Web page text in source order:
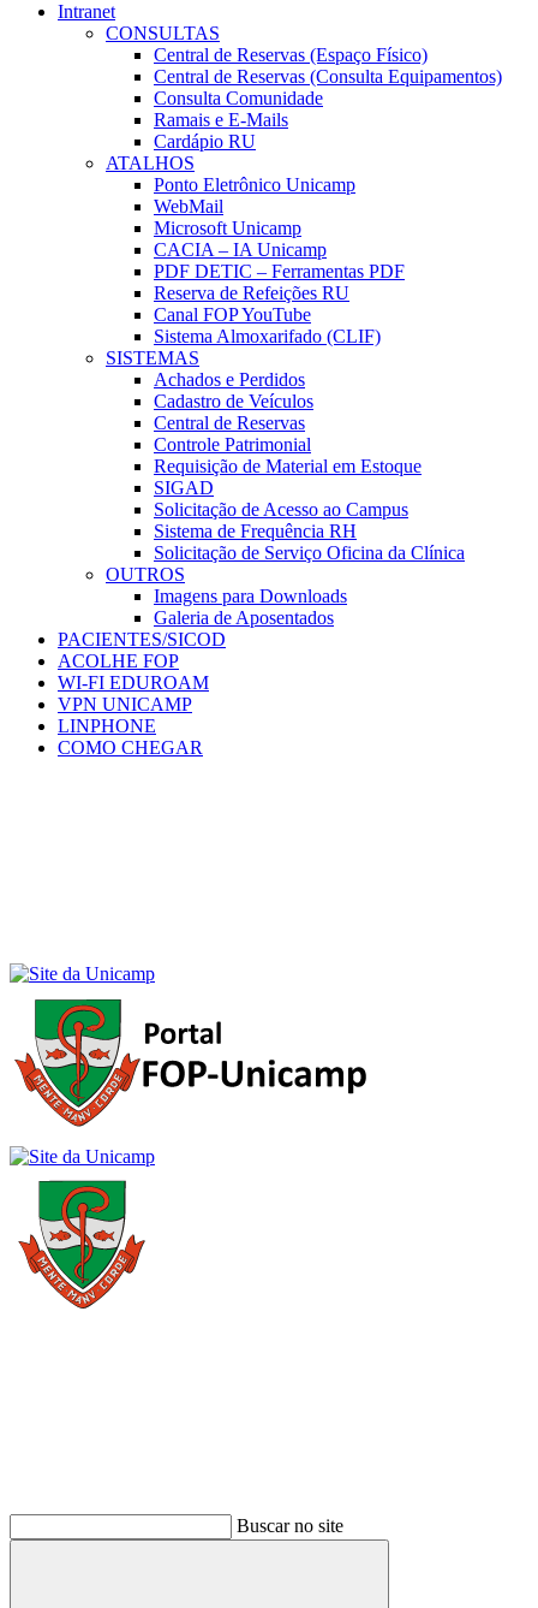
Intranet
CONSULTAS
Central de Reservas (Espaço Físico)
Central de Reservas (Consulta Equipamentos)
Consulta Comunidade
Ramais e E-Mails
Cardápio RU
ATALHOS
Ponto Eletrônico Unicamp
WebMail
Microsoft Unicamp
CACIA – IA Unicamp
PDF DETIC – Ferramentas PDF
Reserva de Refeições RU
Canal FOP YouTube
Sistema Almoxarifado (CLIF)
SISTEMAS
Achados e Perdidos
Cadastro de Veículos
Central de Reservas
Controle Patrimonial
Requisição de Material em Estoque
SIGAD
Solicitação de Acesso ao Campus
Sistema de Frequência RH
Solicitação de Serviço Oficina da Clínica
OUTROS
Imagens para Downloads
Galeria de Aposentados
PACIENTES/SICOD
ACOLHE FOP
WI-FI EDUROAM
VPN UNICAMP
LINPHONE
COMO CHEGAR
Buscar no site